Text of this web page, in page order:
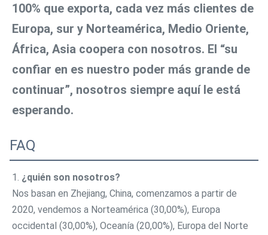
100% que exporta, cada vez más clientes de
Europa, sur y Norteamérica, Medio Oriente,
África, Asia coopera con nosotros. El “su
confiar en es nuestro poder más grande de
continuar”, nosotros siempre aquí le está
esperando.
FAQ
1. ¿quién son nosotros?
Nos basan en Zhejiang, China, comenzamos a partir de
2020, vendemos a Norteamérica (30,00%), Europa
occidental (30,00%), Oceanía (20,00%), Europa del Norte